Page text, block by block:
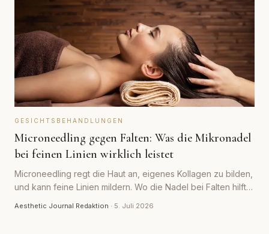
GESICHTSBEHANDLUNGEN
Microneedling gegen Falten: Was die Mikronadel
bei feinen Linien wirklich leistet
Microneedling regt die Haut an, eigenes Kollagen zu bilden,
und kann feine Linien mildern. Wo die Nadel bei Falten hilft,
Aesthetic Journal Redaktion · 5. Juli 2026